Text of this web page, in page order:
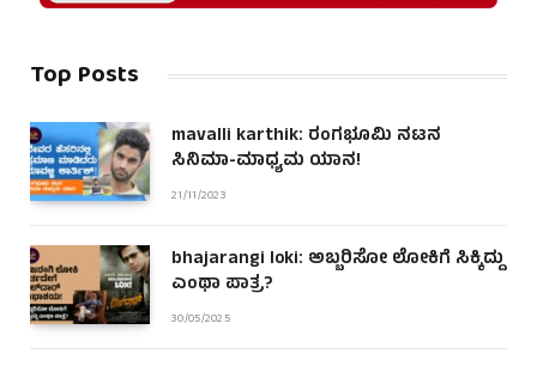
Top Posts
mavalli karthik: ರಂಗಭೂಮಿ ನಟನ
ಸಿನಿಮಾ-ಮಾಧ್ಯಮ ಯಾನ!
21/11/2023
bhajarangi loki: ಅಬ್ಬರಿಸೋ ಲೋಕಿಗೆ ಸಿಕ್ಕಿದ್ದು
ಎಂಥಾ ಪಾತ್ರ?
30/05/2025